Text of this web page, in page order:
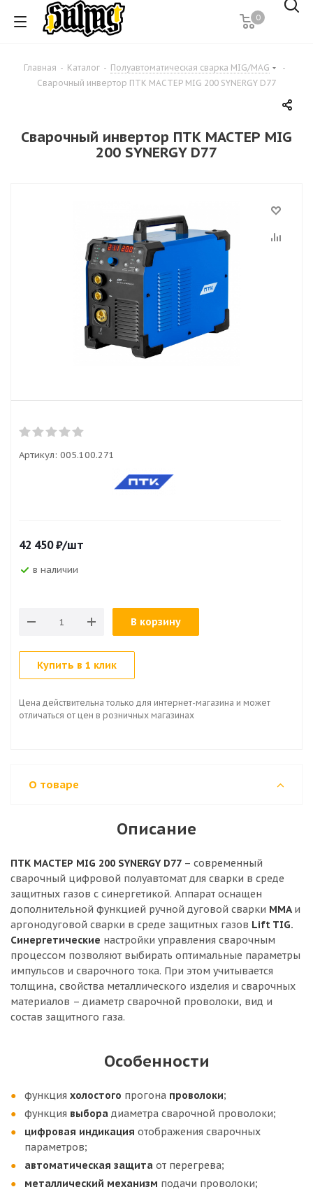
0
Главная - Каталог - Полуавтоматическая сварка MIG/MAG
-
Сварочный инвертор ПТК МАСТЕР MIG 200 SYNERGY D77
Сварочный инвертор ПТК МАСТЕР MIG
200 SYNERGY D77
Артикул: 005.100.271
42 450₽/шт
в наличии
В корзину
Купить в 1 клик
Цена действительна только для интернет-магазина и может
отличаться от цен в розничных магазинах
О товаре
Описание
ПТК МАСТЕР MIG 200 SYNERGY D77 – современный
сварочный цифровой полуавтомат для сварки в среде
защитных газов с синергетикой. Аппарат оснащен
дополнительной функцией ручной дуговой сварки MMA и
аргонодуговой сварки в среде защитных газов Lift TIG.
Синергетические настройки управления сварочным
процессом позволяют выбирать оптимальные параметры
импульсов и сварочного тока. При этом учитывается
толщина, свойства металлического изделия и сварочных
материалов – диаметр сварочной проволоки, вид и
состав защитного газа.
Особенности
функция холостого прогона проволоки;
функция выбора диаметра сварочной проволоки;
цифровая индикация отображения сварочных
параметров;
автоматическая защита от перегрева;
металлический механизм подачи проволоки;